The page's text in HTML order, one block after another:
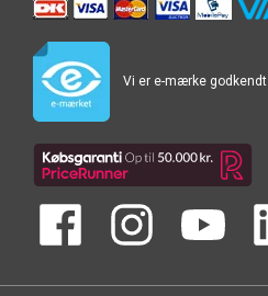
Vi er e-mærke godkendt